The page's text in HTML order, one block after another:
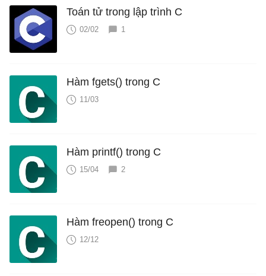
Toán tử trong lập trình C
02/02 1
Hàm fgets() trong C
11/03
Hàm printf() trong C
15/04 2
Hàm freopen() trong C
12/12